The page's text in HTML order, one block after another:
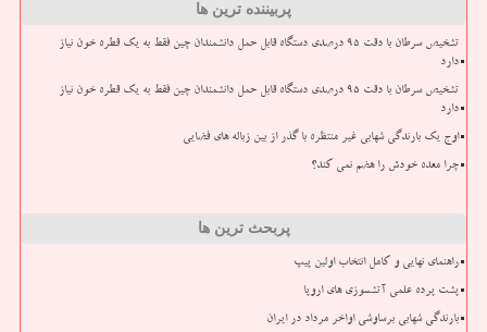
پربیننده ترین ها
تشخیص سرطان با دقت ۹۵ درصدی دستگاه قابل حمل دانشمندان چین فقط به یک قطره خون نیاز
دارد
تشخیص سرطان با دقت ۹۵ درصدی دستگاه قابل حمل دانشمندان چین فقط به یک قطره خون نیاز
دارد
اوج یک بارندگی شهابی غیر منتظره با گذر از بین زباله های فضایی
چرا معده خودش را هضم نمی کند؟
پربحث ترین ها
راهنمای نهایی و کامل انتخاب اولین پیپ
پشت پرده علمی آتشسوزی های اروپا
بارندگی شهابی برساوشی اواخر مرداد در ایران